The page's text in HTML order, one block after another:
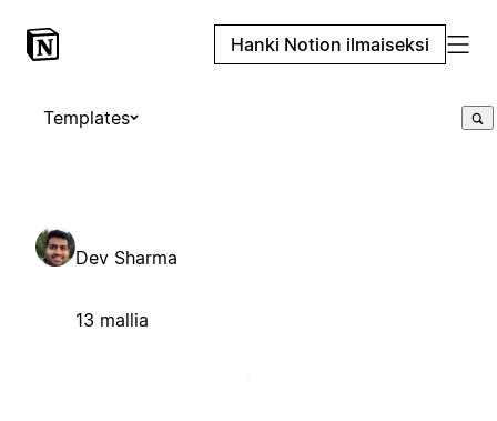
Hanki Notion ilmaiseksi
Templates
Dev Sharma
13 mallia